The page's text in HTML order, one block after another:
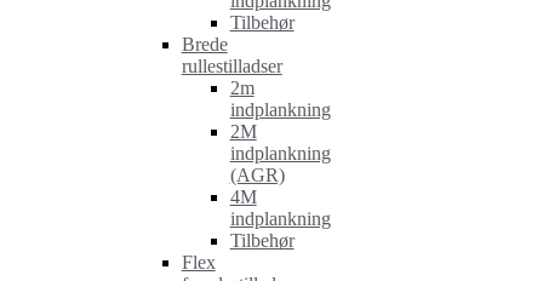
Tilbehør
Brede
rullestilladser
2m
indplankning
2M
indplankning
(AGR)
4M
indplankning
Tilbehør
Flex